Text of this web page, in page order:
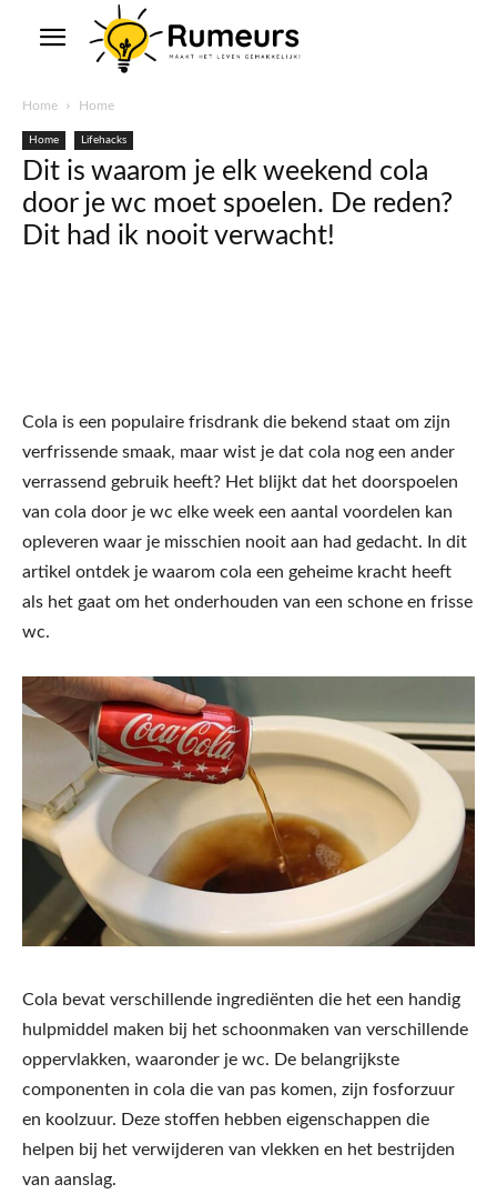
Home Home
Home Lifehacks
Dit is waarom je elk weekend cola
door je wc moet spoelen. De reden?
Dit had ik nooit verwacht!
Cola is een populaire frisdrank die bekend staat om zijn
verfrissende smaak, maar wist je dat cola nog een ander
verrassend gebruik heeft? Het blijkt dat het doorspoelen
van cola door je wc elke week een aantal voordelen kan
opleveren waar je misschien nooit aan had gedacht. In dit
artikel ontdek je waarom cola een geheime kracht heeft
als het gaat om het onderhouden van een schone en frisse
wc.
Cola bevat verschillende ingrediënten die het een handig
hulpmiddel maken bij het schoonmaken van verschillende
oppervlakken, waaronder je wc. De belangrijkste
componenten in cola die van pas komen, zijn fosforzuur
en koolzuur. Deze stoffen hebben eigenschappen die
helpen bij het verwijderen van vlekken en het bestrijden
van aanslag.